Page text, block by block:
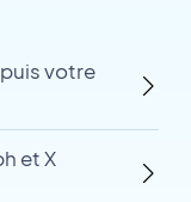
votre
et X